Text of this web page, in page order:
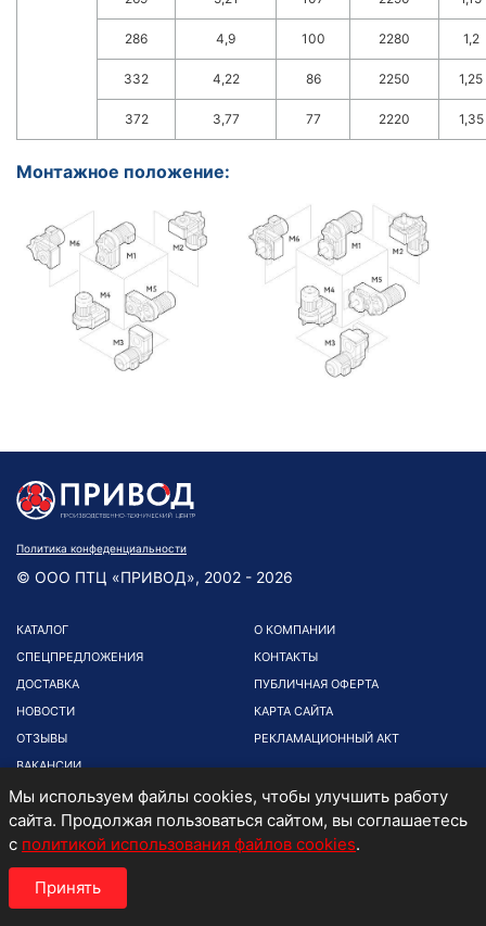
286 4,9 100 2280 1,2
332 4,22 86 2250 1,25
372 3,77 77 2220 1,35
Монтажное положение:
Политика конфеденциальности
© ООО ПТЦ «ПРИВОД», 2002 - 2026
КАТАЛОГ
СПЕЦПРЕДЛОЖЕНИЯ
ДОСТАВКА
НОВОСТИ
ОТЗЫВЫ
ВАКАНСИИ
О КОМПАНИИ
КОНТАКТЫ
ПУБЛИЧНАЯ ОФЕРТА
КАРТА САЙТА
РЕКЛАМАЦИОННЫЙ АКТ
8-800-2000-220
+7 (495) 979-59-95
Мы используем файлы cookies, чтобы улучшить работу
сайта. Продолжая пользоваться сайтом, вы соглашаетесь
с политикой использования файлов cookies.
Принять